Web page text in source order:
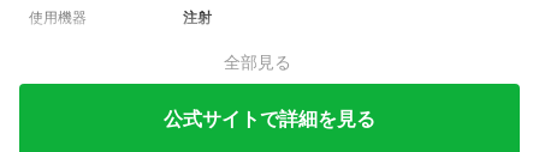
使用機器 注射
全部見る
公式サイトで詳細を見る